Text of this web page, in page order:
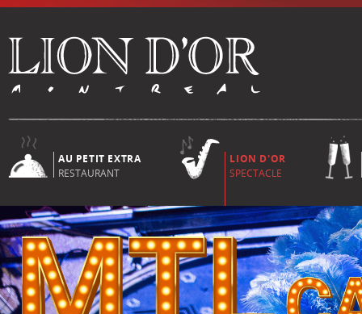
AU PETIT EXTRA
RESTAURANT
LION D'OR
SPECTACLE